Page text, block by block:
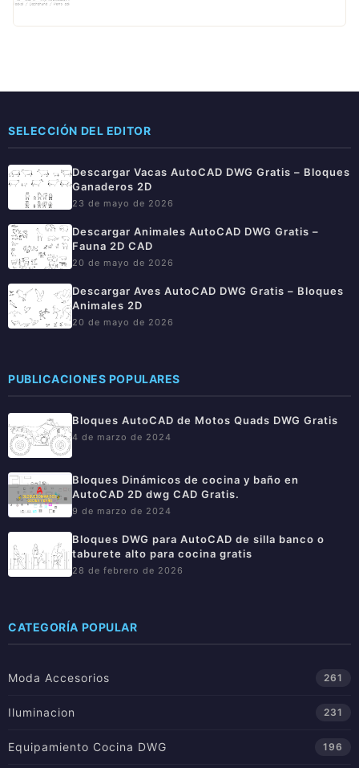
SELECCIÓN DEL EDITOR
Descargar Vacas AutoCAD DWG Gratis – Bloques
Ganaderos 2D
23 de mayo de 2026
Descargar Animales AutoCAD DWG Gratis –
Fauna 2D CAD
20 de mayo de 2026
Descargar Aves AutoCAD DWG Gratis – Bloques
Animales 2D
20 de mayo de 2026
PUBLICACIONES POPULARES
Bloques AutoCAD de Motos Quads DWG Gratis
4 de marzo de 2024
Bloques Dinámicos de cocina y baño en
AutoCAD 2D dwg CAD Gratis.
9 de marzo de 2024
Bloques DWG para AutoCAD de silla banco o
taburete alto para cocina gratis
28 de febrero de 2026
CATEGORÍA POPULAR
Moda Accesorios 261
Iluminacion 231
Equipamiento Cocina DWG 196